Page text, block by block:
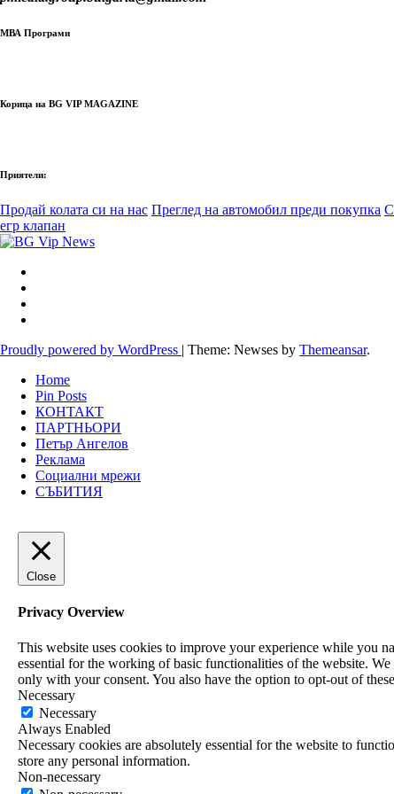
МВА Програми
Корица на BG VIP MAGAZINE
Приятели:
Продай колата си на нас Преглед на автомобил преди покупка
егр клапан
Proudly powered by WordPress | Theme: Newses by Themeansar.
Home
Pin Posts
КОНТАКТ
ПАРТНЬОРИ
Петър Ангелов
Реклама
Социални мрежи
СЪБИТИЯ
Close
Privacy Overview
This website uses cookies to improve your experience while you
essential for the working of basic functionalities of the website.
only with your consent. You also have the option to opt-out of
Necessary
Necessary
Always Enabled
Necessary cookies are absolutely essential for the website to
store any personal information.
Non-necessary